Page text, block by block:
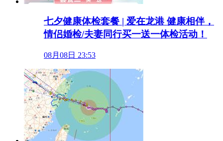
七夕健康体检套餐 | 爱在龙港 健康相伴，
情侣婚检/夫妻同行买一送一体检活动！
08月08日 23:53